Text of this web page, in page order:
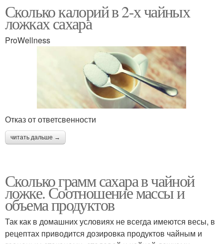
Сколько калорий в 2-х чайных
ложках сахара
ProWellness
Отказ от ответсвенности
читать дальше →
Сколько грамм сахара в чайной
ложке. Соотношение массы и
объема продуктов
Так как в домашних условиях не всегда имеются весы, в
рецептах приводится дозировка продуктов чайным и